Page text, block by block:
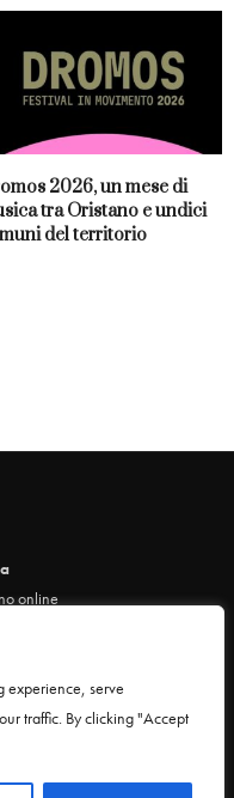
experience, serve
traffic. By clicking "Accept
2026, un mese di
tra Oristano e undici
del territorio
online
Claudia Marin
00186 - Roma
al n. 29 del 24 febbraio 2021